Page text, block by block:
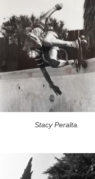
Stacy Peralta.